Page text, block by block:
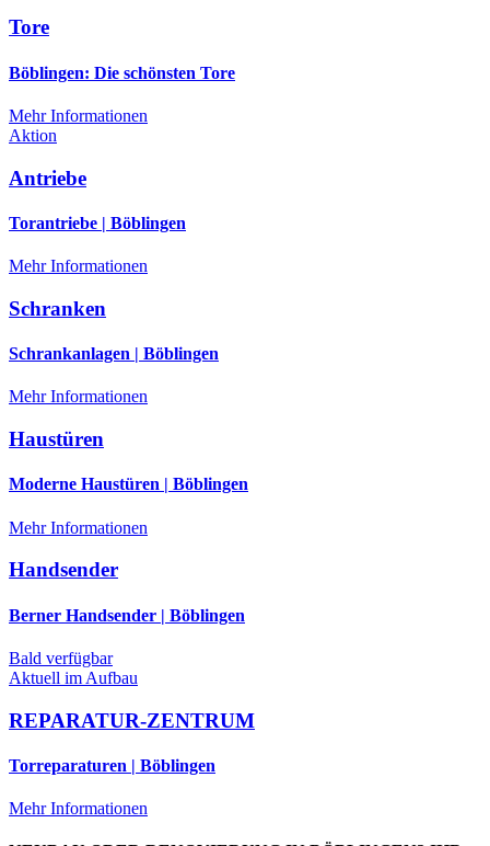
Tore
Böblingen: Die schönsten Tore
Mehr Informationen
Aktion
Antriebe
Torantriebe | Böblingen
Mehr Informationen
Schranken
Schrankanlagen | Böblingen
Mehr Informationen
Haustüren
Moderne Haustüren | Böblingen
Mehr Informationen
Handsender
Berner Handsender | Böblingen
Bald verfügbar
Aktuell im Aufbau
REPARATUR-ZENTRUM
Torreparaturen | Böblingen
Mehr Informationen